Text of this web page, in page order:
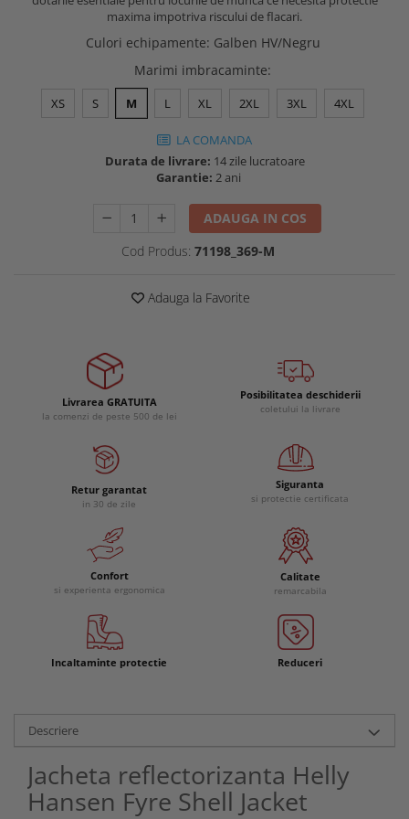
Buzunare externe
Echipamente specializate
Echipamente muncitori ferma
Echipamente veterinari
Echipamente mulgatori
Echipamente trimeri ongloane
Masti protectie
Casti si antifoane protectie
Menghine si presemaxima impotriva riscului de flacari.
Culori echipamente: Galben HV/Negru
Marimi imbracaminte:
XS S M L XL 2XL 3XL 4XL
LA COMANDA
Durata de livrare: 14 zile lucratoare
Garantie: 2 ani
ADAUGA IN COS
Cod Produs: 71198_369-M
Adauga la Favorite
Livrarea GRATUITA
la comenzi de peste 500 de lei
Posibilitatea deschiderii
coletului la livrare
Retur garantat
in 30 de zile
Siguranta
si protectie certificata
Confort
si experienta ergonomica
Calitate
remarcabila
Incaltaminte protectie Reduceri
Descriere
Jacheta reflectorizanta Helly
Hansen Fyre Shell Jacket